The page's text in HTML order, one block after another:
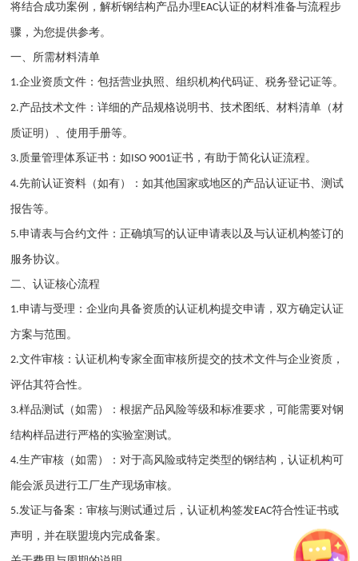
将结合成功案例，解析钢结构产品办理EAC认证的材料准备与流程步
骤，为您提供参考。
一、所需材料清单
1.企业资质文件：包括营业执照、组织机构代码证、税务登记证等。
2.产品技术文件：详细的产品规格说明书、技术图纸、材料清单（材
质证明）、使用手册等。
3.质量管理体系证书：如ISO 9001证书，有助于简化认证流程。
4.先前认证资料（如有）：如其他国家或地区的产品认证证书、测试
报告等。
5.申请表与合约文件：正确填写的认证申请表以及与认证机构签订的
服务协议。
二、认证核心流程
1.申请与受理：企业向具备资质的认证机构提交申请，双方确定认证
方案与范围。
2.文件审核：认证机构专家全面审核所提交的技术文件与企业资质，
评估其符合性。
3.样品测试（如需）：根据产品风险等级和标准要求，可能需要对钢
结构样品进行严格的实验室测试。
4.生产审核（如需）：对于高风险或特定类型的钢结构，认证机构可
能会派员进行工厂生产现场审核。
5.发证与备案：审核与测试通过后，认证机构签发EAC符合性证书或
声明，并在联盟境内完成备案。